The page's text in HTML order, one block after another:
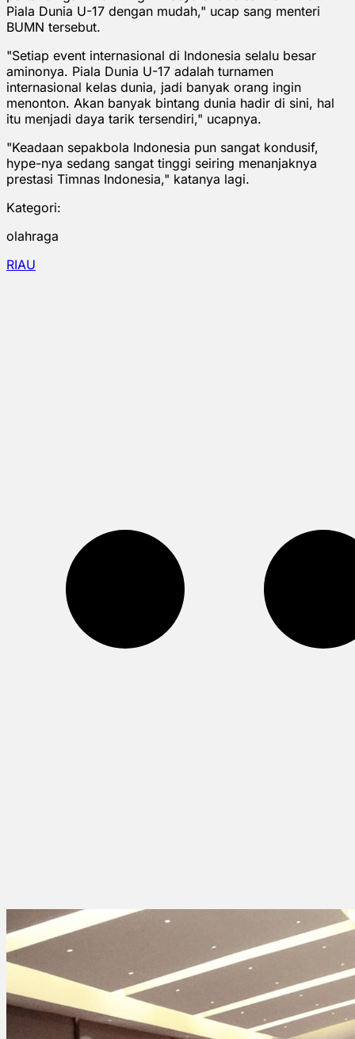
Piala Dunia U-17 dengan mudah," ucap sang menteri
BUMN tersebut.
"Setiap event internasional di Indonesia selalu besar
aminonya. Piala Dunia U-17 adalah turnamen
internasional kelas dunia, jadi banyak orang ingin
menonton. Akan banyak bintang dunia hadir di sini, hal
itu menjadi daya tarik tersendiri," ucapnya.
"Keadaan sepakbola Indonesia pun sangat kondusif,
hype-nya sedang sangat tinggi seiring menanjaknya
prestasi Timnas Indonesia," katanya lagi.
Kategori:
olahraga
RIAU